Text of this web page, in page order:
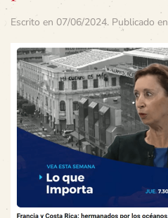
Escrito en 07/06/2024. Publicado en